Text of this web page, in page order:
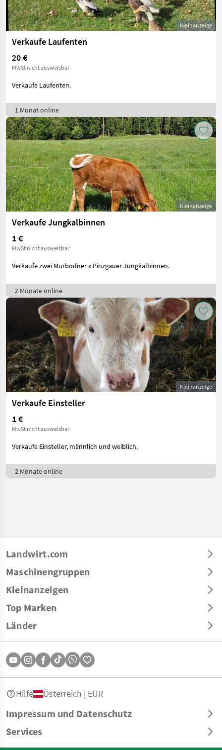
Kleinanzeige
Verkaufe Laufenten
20 €
MwSt nicht ausweisbar
Verkaufe Laufenten.
1 Monat online
Kleinanzeige
Verkaufe Jungkalbinnen
1 €
MwSt nicht ausweisbar
Verkaufe zwei Murbodner x Pinzgauer Jungkalbinnen.
2 Monate online
Kleinanzeige
Verkaufe Einsteller
1 €
MwSt nicht ausweisbar
Verkaufe Einsteller, männlich und weiblich.
2 Monate online
Landwirt.com
Maschinengruppen
Kleinanzeigen
Top Marken
Länder
Impressum und Datenschutz
Services
Hilfe Österreich | EUR